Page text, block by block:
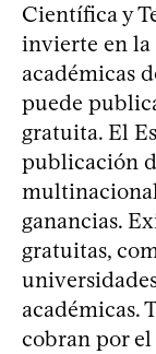
Científica y
invierte en la
académicas
puede
gratuita. El
publicación
ganancias.
gratuitas,
académicas.
cobran por el